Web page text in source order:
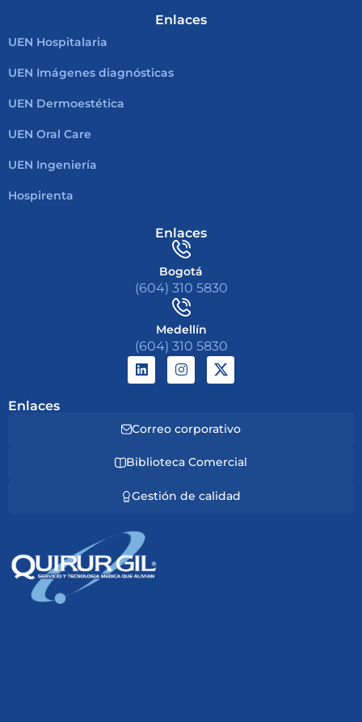
Enlaces
UEN Hospitalaria
UEN Imágenes diagnósticas
UEN Dermoestética
UEN Oral Care
UEN Ingeniería
Hospirenta
Enlaces
Bogotá
(604) 310 5830
Medellín
(604) 310 5830
Enlaces
Correo corporativo
Biblioteca Comercial
Gestión de calidad